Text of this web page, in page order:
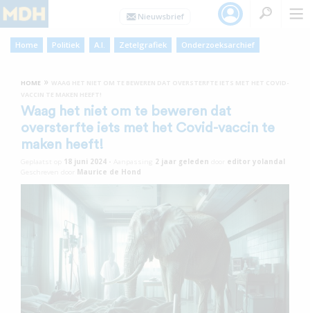
Home Politiek A.I. Zetelgrafiek Onderzoeksarchief
HOME »
Waag het niet om te beweren dat
oversterfte iets met het Covid-vaccin te
maken heeft!
18 juni 2024 2 jaar geleden
editor yolandal
Maurice de Hond